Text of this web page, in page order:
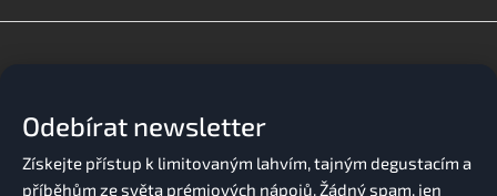
Odebírat newsletter